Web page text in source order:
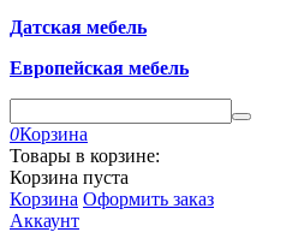
Датская мебель
Европейская мебель
0Корзина
Товары в корзине:
Корзина пуста
Корзина Оформить заказ
Аккаунт